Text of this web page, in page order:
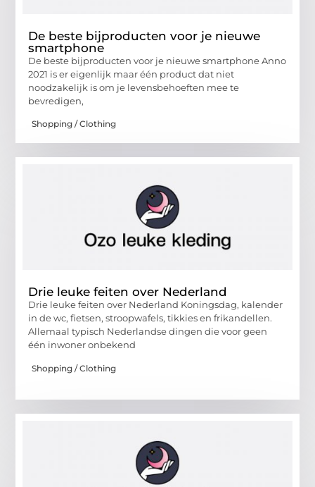
De beste bijproducten voor je nieuwe
smartphone
De beste bijproducten voor je nieuwe smartphone Anno
2021 is er eigenlijk maar één product dat niet
noodzakelijk is om je levensbehoeften mee te
bevredigen,
Shopping / Clothing
Drie leuke feiten over Nederland
Drie leuke feiten over Nederland Koningsdag, kalender
in de wc, fietsen, stroopwafels, tikkies en frikandellen.
Allemaal typisch Nederlandse dingen die voor geen
één inwoner onbekend
Shopping / Clothing